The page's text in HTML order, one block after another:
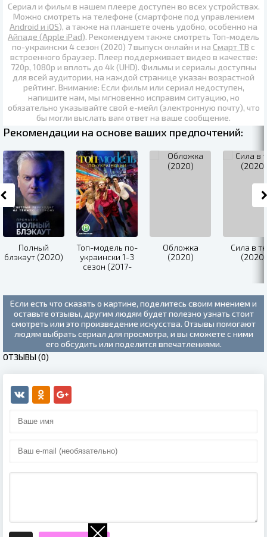
Сериал и фильм в нашем плеере доступен во всех устройствах.
Можно смотреть на телефоне (смартфоне под управлением
Android и iOS), а также на планшете очень удобно, особенно на
Айпаде (Apple iPad). Рекомендуем также смотреть Топ-модель
по-украински 4 сезон (2020) 7 выпуск онлайн и на Смарт ТВ с
встроенного браузер. Плеер поддерживает видео в качестве:
720p, 1080p и вплоть до 4k (UHD). Фильмы и сериалы доступны
для всей аудитории, на каждой странице указан возрастной
рейтинг. Внимание: Если фильм или сериал недоступен,
напишите нам, мы мгновенно исправим ситуацию, но
обязательно указывайте свой е-мейл (электронную почту), что
бы могли выслать вам ответ на ваше сообщение.
Рекомендации на основе ваших предпочтений:
Полный
блэкаут (2020)
Топ-модель по-
украински 1-3
сезон (2017-
Обложка
(2020)
Сила в
(2020)
Если есть что сказать о картине, поделитесь своим мнением и
оставьте отзывы, другим людям будет полезно узнать стоит
смотреть или это произведение искусства. Отзывы помогают
людям выбрать сериал для просмотра, и вы сможете с ними
его обсудить или поделится впечатлениями.
ОТЗЫВЫ (0)